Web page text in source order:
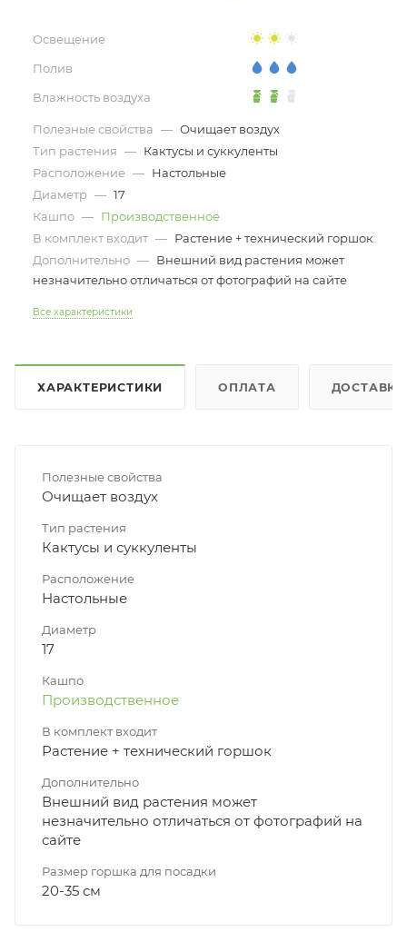
Освещение
Полив
Влажность воздуха
Полезные свойства — Очищает воздух
Тип растения — Кактусы и суккуленты
Расположение — Настольные
Диаметр — 17
Кашпо — Производственное
В комплект входит — Растение + технический горшок
Дополнительно — Внешний вид растения может
незначительно отличаться от фотографий на сайте
Все характеристики
ХАРАКТЕРИСТИКИ ОПЛАТА ДОСТАВКА
Полезные свойства
Очищает воздух
Тип растения
Кактусы и суккуленты
Расположение
Настольные
Диаметр
17
Кашпо
Производственное
В комплект входит
Растение + технический горшок
Дополнительно
Внешний вид растения может
незначительно отличаться от фотографий на
сайте
Размер горшка для посадки
20-35 см